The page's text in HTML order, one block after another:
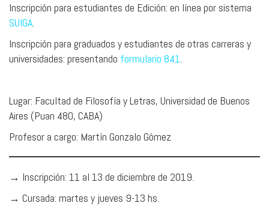
Inscripción para estudiantes de Edición: en línea por sistema
SUIGA.
Inscripción para graduados y estudiantes de otras carreras y
universidades: presentando formulario 841.
Lugar: Facultad de Filosofía y Letras, Universidad de Buenos
Aires (Puan 480, CABA)
Profesor a cargo: Martín Gonzalo Gómez
→ Inscripción: 11 al 13 de diciembre de 2019.
→ Cursada: martes y jueves 9-13 hs.